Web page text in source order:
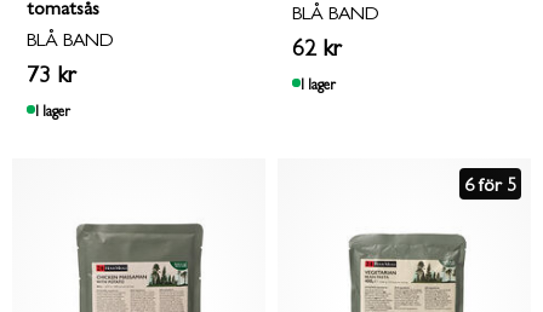
tomatsås
BLÅ BAND
73 kr
I lager
BLÅ BAND
62 kr
I lager
6 för 5